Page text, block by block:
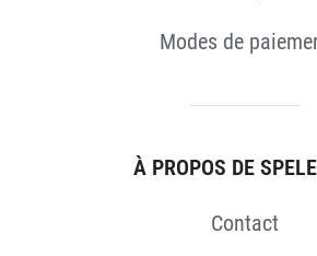
Modes de
À PROPOS DE
Contact